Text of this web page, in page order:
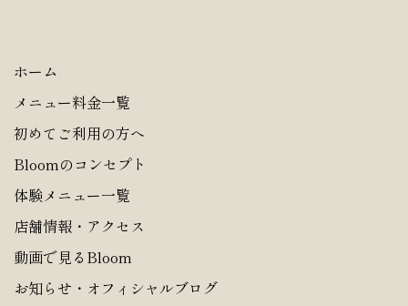
ホーム
メニュー料金一覧
初めてご利用の方へ
Bloomのコンセプト
体験メニュー一覧
店舗情報・アクセス
動画で見るBloom
お知らせ・オフィシャルブログ